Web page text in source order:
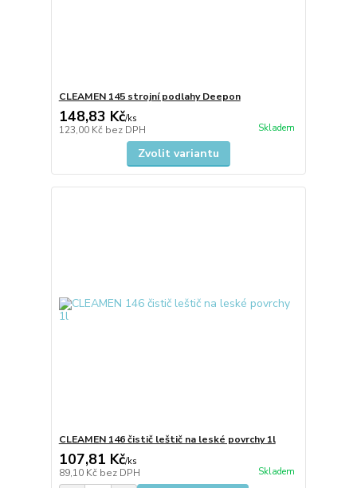
CLEAMEN 145 strojní podlahy Deepon
148,83 Kč/ks
123,00 Kč bez DPH Skladem
Zvolit variantu
CLEAMEN 146 čistič leštič na leské povrchy 1l
107,81 Kč/ks
89,10 Kč bez DPH Skladem